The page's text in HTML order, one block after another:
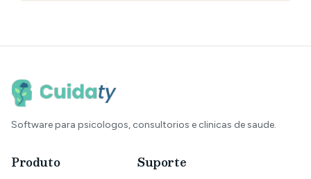
Software para psicologos, consultorios e clinicas de saude.
Produto Suporte